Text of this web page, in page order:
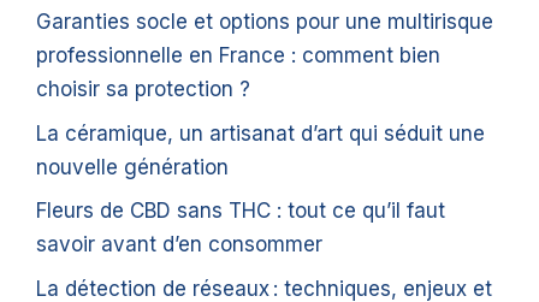
Garanties socle et options pour une multirisque
professionnelle en France : comment bien
choisir sa protection ?
La céramique, un artisanat d’art qui séduit une
nouvelle génération
Fleurs de CBD sans THC : tout ce qu’il faut
savoir avant d’en consommer
La détection de réseaux : techniques, enjeux et